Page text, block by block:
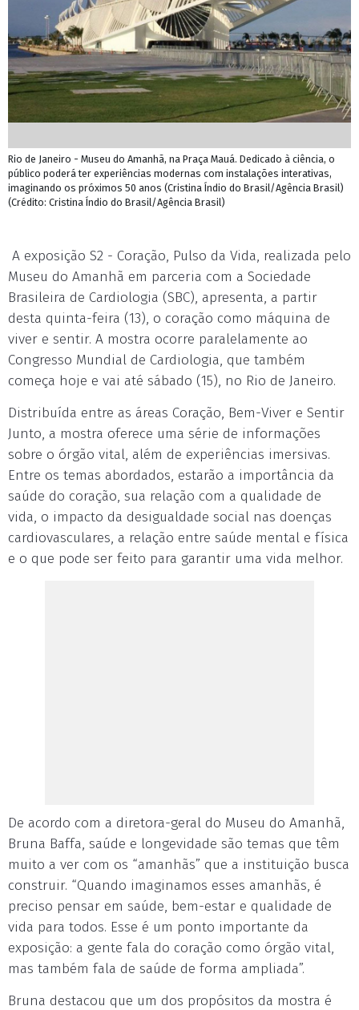
Rio de Janeiro - Museu do Amanhã, na Praça Mauá. Dedicado à ciência, o
público poderá ter experiências modernas com instalações interativas,
imaginando os próximos 50 anos (Cristina Índio do Brasil/Agência Brasil)
(Crédito: Cristina Índio do Brasil/Agência Brasil)
A exposição S2 - Coração, Pulso da Vida, realizada pelo
Museu do Amanhã em parceria com a Sociedade
Brasileira de Cardiologia (SBC), apresenta, a partir
desta quinta-feira (13), o coração como máquina de
viver e sentir. A mostra ocorre paralelamente ao
Congresso Mundial de Cardiologia, que também
começa hoje e vai até sábado (15), no Rio de Janeiro.
Distribuída entre as áreas Coração, Bem-Viver e Sentir
Junto, a mostra oferece uma série de informações
sobre o órgão vital, além de experiências imersivas.
Entre os temas abordados, estarão a importância da
saúde do coração, sua relação com a qualidade de
vida, o impacto da desigualdade social nas doenças
cardiovasculares, a relação entre saúde mental e física
e o que pode ser feito para garantir uma vida melhor.
De acordo com a diretora-geral do Museu do Amanhã,
Bruna Baffa, saúde e longevidade são temas que têm
muito a ver com os “amanhãs” que a instituição busca
construir. “Quando imaginamos esses amanhãs, é
preciso pensar em saúde, bem-estar e qualidade de
vida para todos. Esse é um ponto importante da
exposição: a gente fala do coração como órgão vital,
mas também fala de saúde de forma ampliada”.
Bruna destacou que um dos propósitos da mostra é